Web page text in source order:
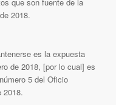
2018.
es la expuesta
de 2018, [por lo cual] es
5 del Oficio
2018.